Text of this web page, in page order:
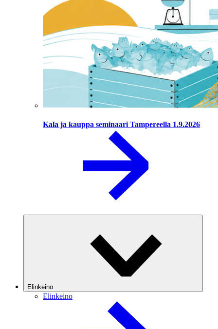
Kala ja kauppa seminaari Tampereella 1.9.2026
Elinkeino
Elinkeino